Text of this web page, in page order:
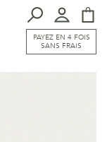
PAYEZ EN 4 FOIS
SANS FRAIS